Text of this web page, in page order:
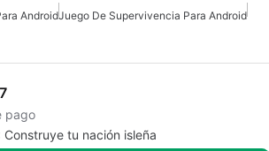
AndroidJuego De Supervivencia Para Android
pago
Construye tu nación isleña